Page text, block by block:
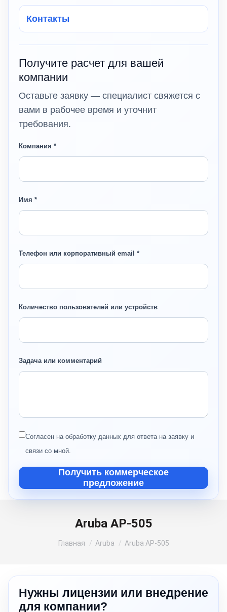
Aruba AP‑505
Вы здесь:
Главная Aruba Aruba AP‑505
Контакты
Получите расчет для вашей
компании
Оставьте заявку — специалист свяжется с
вами в рабочее время и уточнит
требования.
Компания *
Имя *
Телефон или корпоративный email *
Количество пользователей или устройств
Задача или комментарий
Согласен на обработку данных для ответа на заявку и
связи со мной.
Получить коммерческое
предложение
Нужны лицензии или внедрение
для компании?